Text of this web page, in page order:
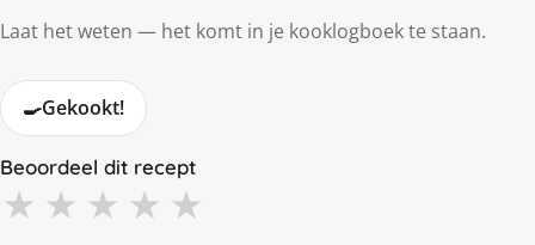
Laat het weten — het komt in je kooklogboek te staan.
🍳Gekookt!
Beoordeel dit recept
★ ★ ★ ★ ★